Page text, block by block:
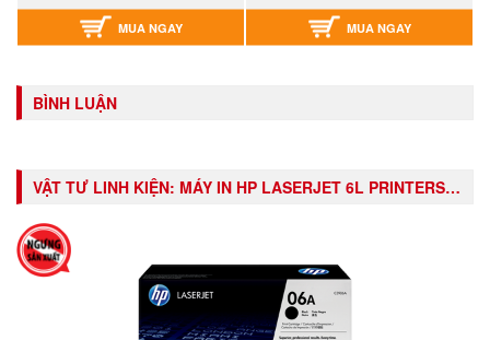
MUA NGAY MUA NGAY
BÌNH LUẬN
VẬT TƯ LINH KIỆN: MÁY IN HP LASERJET 6L PRINTERS (C3990A)